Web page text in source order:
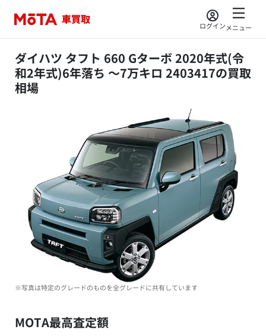
ログインメニュー
ダイハツ タフト 660 Gターボ 2020年式(令
和2年式)6年落ち ～7万キロ 2403417の買取
相場
※写真は特定のグレードのものを全グレードに共有しています
MOTA最高査定額